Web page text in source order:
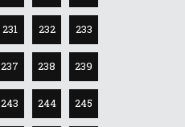
231 232 233
237 238 239
243 244 245